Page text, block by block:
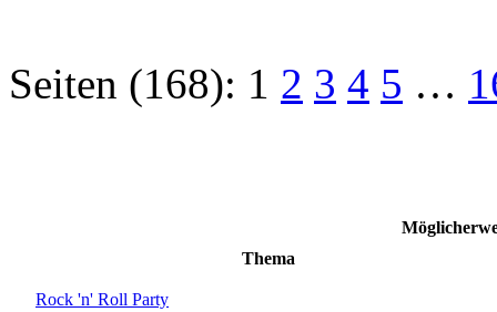
Seiten (168): 1 2 3 4 5 …
Thema
Rock 'n' Roll Party